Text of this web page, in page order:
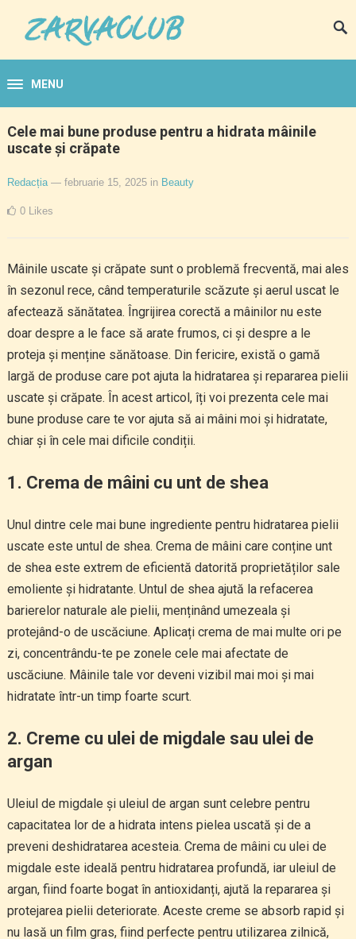
MENU
Cele mai bune produse pentru a hidrata mâinile
uscate și crăpate
Redacția — februarie 15, 2025 in Beauty
0 Likes
Mâinile uscate și crăpate sunt o problemă frecventă, mai ales
în sezonul rece, când temperaturile scăzute și aerul uscat le
afectează sănătatea. Îngrijirea corectă a mâinilor nu este
doar despre a le face să arate frumos, ci și despre a le
proteja și menține sănătoase. Din fericire, există o gamă
largă de produse care pot ajuta la hidratarea și repararea pielii
uscate și crăpate. În acest articol, îți voi prezenta cele mai
bune produse care te vor ajuta să ai mâini moi și hidratate,
chiar și în cele mai dificile condiții.
1. Crema de mâini cu unt de shea
Unul dintre cele mai bune ingrediente pentru hidratarea pielii
uscate este untul de shea. Crema de mâini care conține unt
de shea este extrem de eficientă datorită proprietăților sale
emoliente și hidratante. Untul de shea ajută la refacerea
barierelor naturale ale pielii, menținând umezeala și
protejând-o de uscăciune. Aplicați crema de mai multe ori pe
zi, concentrându-te pe zonele cele mai afectate de
uscăciune. Mâinile tale vor deveni vizibil mai moi și mai
hidratate într-un timp foarte scurt.
2. Creme cu ulei de migdale sau ulei de
argan
Uleiul de migdale și uleiul de argan sunt celebre pentru
capacitatea lor de a hidrata intens pielea uscată și de a
preveni deshidratarea acesteia. Crema de mâini cu ulei de
migdale este ideală pentru hidratarea profundă, iar uleiul de
argan, fiind foarte bogat în antioxidanți, ajută la repararea și
protejarea pielii deteriorate. Aceste creme se absorb rapid și
nu lasă un film gras, fiind perfecte pentru utilizarea zilnică,